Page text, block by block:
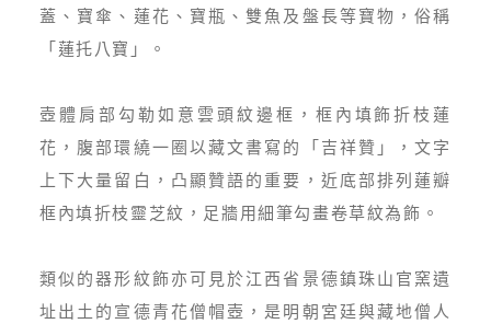
蓋、寶傘、蓮花、寶瓶、雙魚及盤長等寶物，俗稱
「蓮托八寶」。
壺體肩部勾勒如意雲頭紋邊框，框內填飾折枝蓮
花，腹部環繞一圈以藏文書寫的「吉祥贊」，文字
上下大量留白，凸顯贊語的重要，近底部排列蓮瓣
框內填折枝靈芝紋，足牆用細筆勾畫卷草紋為飾。
類似的器形紋飾亦可見於江西省景德鎮珠山官窯遺
址出土的宣德青花僧帽壺，是明朝宮廷與藏地僧人